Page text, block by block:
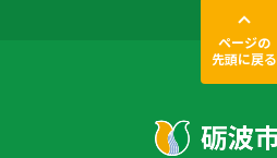
ページの
先頭に戻る